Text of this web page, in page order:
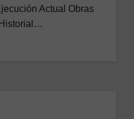
Actual Obras